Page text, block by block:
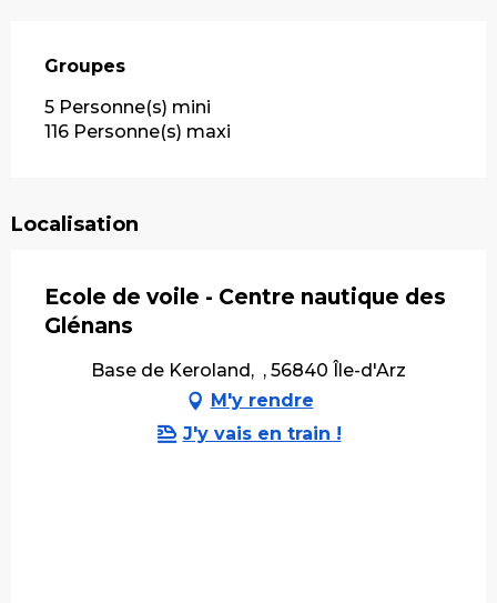
Groupes
Groupes
5 Personne(s) mini
116 Personne(s) maxi
Localisation
Ecole de voile - Centre nautique des
Glénans
Base de Keroland, , 56840 Île-d'Arz
M'y rendre
J'y vais en train !